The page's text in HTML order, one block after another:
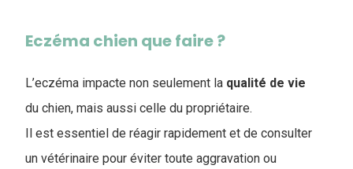
Eczéma chien que faire ?
L’eczéma impacte non seulement la qualité de vie
du chien, mais aussi celle du propriétaire.
Il est essentiel de réagir rapidement et de consulter
un vétérinaire pour éviter toute aggravation ou